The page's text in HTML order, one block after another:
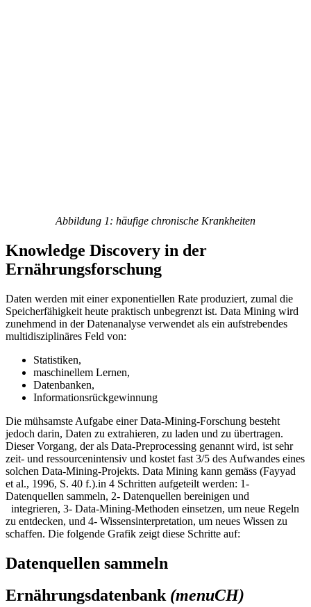
Abbildung 1: häufige chronische Krankheiten
Knowledge Discovery in der
Ernährungsforschung
Daten werden mit einer exponentiellen Rate produziert, zumal die
Speicherfähigkeit heute praktisch unbegrenzt ist. Data Mining wird
zunehmend in der Datenanalyse verwendet als ein aufstrebendes
multidisziplinäres Feld von:
Statistiken,
maschinellem Lernen,
Datenbanken,
Informationsrückgewinnung
Die mühsamste Aufgabe einer Data-Mining-Forschung besteht
jedoch darin, Daten zu extrahieren, zu laden und zu übertragen.
Dieser Vorgang, der als Data-Preprocessing genannt wird, ist sehr
zeit- und ressourcenintensiv und kostet fast 3/5 des Aufwandes eines
solchen Data-Mining-Projekts. Data Mining kann gemäss (Fayyad
et al., 1996, S. 40 f.).in 4 Schritten aufgeteilt werden: 1-
Datenquellen sammeln, 2- Datenquellen bereinigen und
integrieren, 3- Data-Mining-Methoden einsetzen, um neue Regeln
zu entdecken, und 4- Wissensinterpretation, um neues Wissen zu
schaffen. Die folgende Grafik zeigt diese Schritte auf:
Datenquellen sammeln
Ernährungsdatenbank(menuCH)